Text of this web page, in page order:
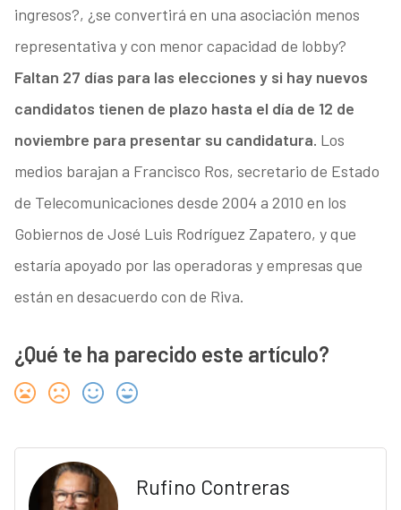
ingresos?, ¿se convertirá en una asociación menos
representativa y con menor capacidad de lobby?
Faltan 27 días para las elecciones y si hay nuevos
candidatos tienen de plazo hasta el día de 12 de
noviembre para presentar su candidatura. Los
medios barajan a Francisco Ros, secretario de Estado
de Telecomunicaciones desde 2004 a 2010 en los
Gobiernos de José Luis Rodríguez Zapatero, y que
estaría apoyado por las operadoras y empresas que
están en desacuerdo con de Riva.
¿Qué te ha parecido este artículo?
Rufino Contreras